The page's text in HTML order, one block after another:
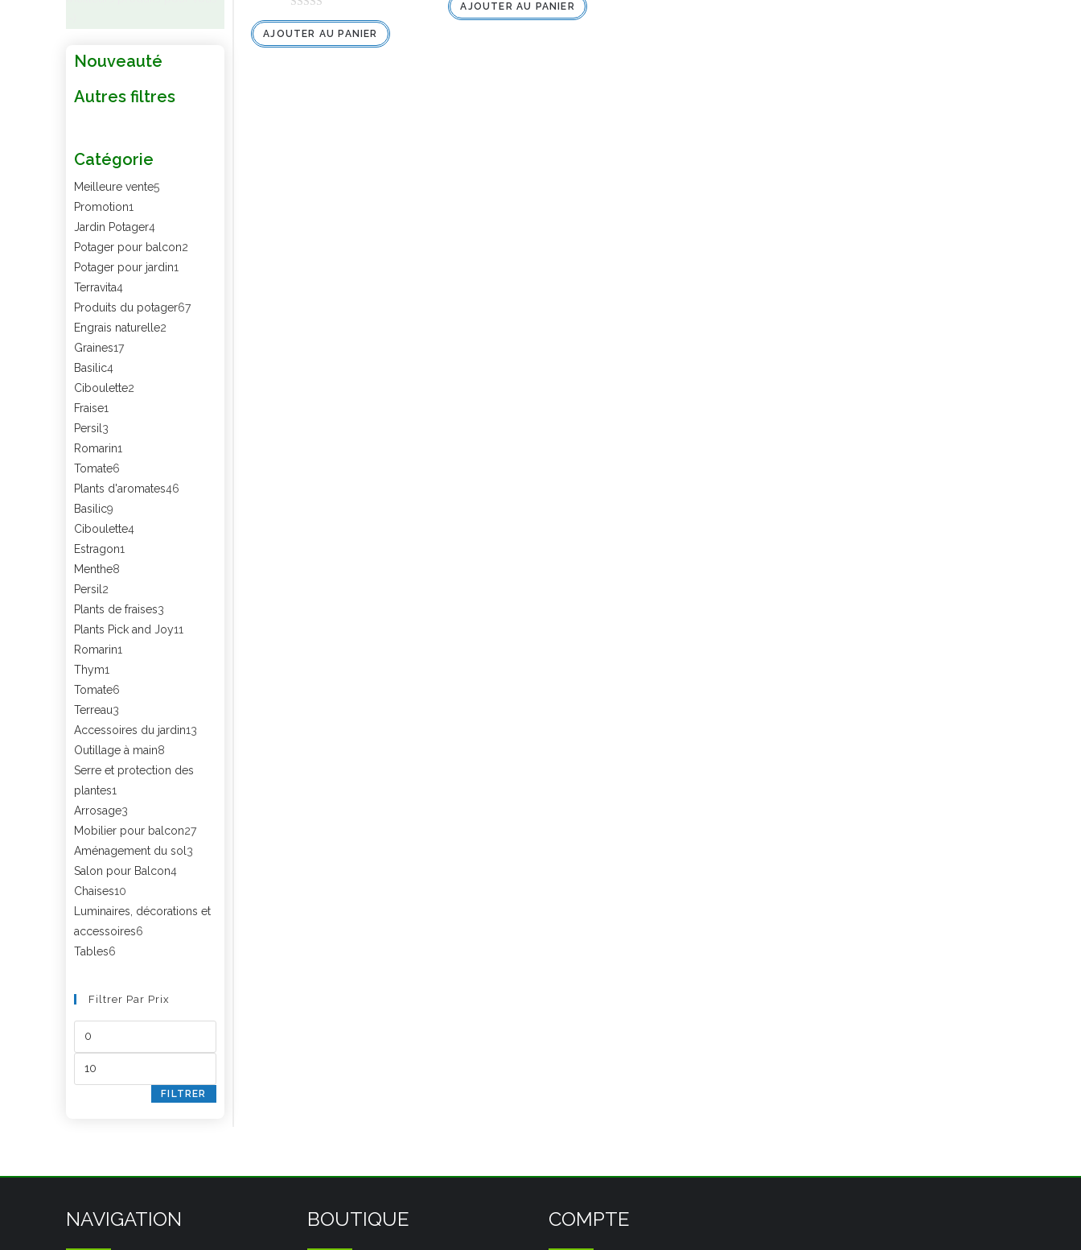
Nouveauté
Autres filtres
Catégorie
Meilleure vente5
Promotion1
Jardin Potager4
Potager pour balcon2
Potager pour jardin1
Terravita4
Produits du potager67
Engrais naturelle2
Graines17
Basilic4
Ciboulette2
Fraise1
Persil3
Romarin1
Tomate6
Plants d'aromates46
Basilic9
Ciboulette4
Estragon1
Menthe8
Persil2
Plants de fraises3
Plants Pick and Joy11
Romarin1
Thym1
Tomate6
Terreau3
Accessoires du jardin13
Outillage à main8
Serre et protection des
plantes1
Arrosage3
Mobilier pour balcon27
Aménagement du sol3
Salon pour Balcon4
Chaises10
Luminaires, décorations et
accessoires6
Tables6
Filtrer Par Prix
FILTRER
N
o
AJOUTER AU PANIER
o
AJOUTER AU PANIER
NAVIGATION BOUTIQUE COMPTE